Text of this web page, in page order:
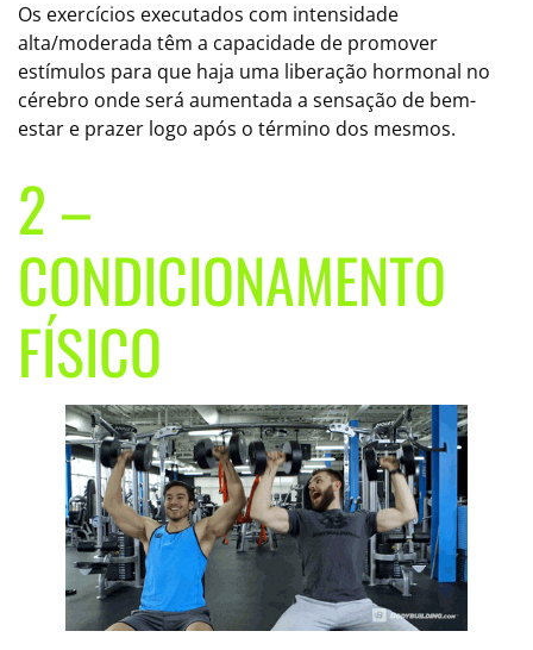
Os exercícios executados com intensidade
alta/moderada têm a capacidade de promover
estímulos para que haja uma liberação hormonal no
cérebro onde será aumentada a sensação de bem-
estar e prazer logo após o término dos mesmos.
2 –
CONDICIONAMENTO
FÍSICO